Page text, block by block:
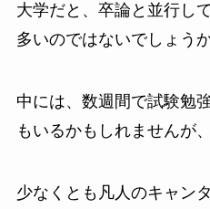
大学だと、卒論と並行し
多いのではないでしょう
中には、数週間で試験勉
もいるかもしれませんが、
少なくとも凡人のキャンタ